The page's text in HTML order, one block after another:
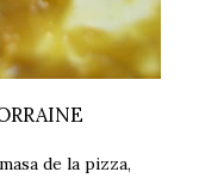
de la pizza,